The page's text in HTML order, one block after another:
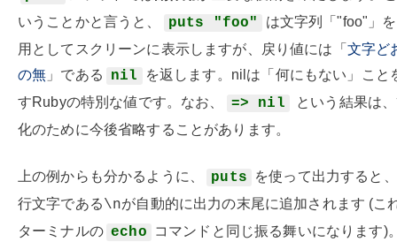
いうことかと言うと、
puts "foo"
は文字列「"foo"」
用としてスクリーンに表示しますが、戻り値には「 文字ど
の無 」である nil
を返します。nilは「何にもない」こと
すRubyの特別な値です。なお、
=> nil
という結果は
化のために今後省略することがあります。
上の例からも分かるように、 puts
を使って出力すると
行文字である\nが自動的に出力の末尾に追加されます (こ
ターミナルの echo コマンドと同じ振る舞いになります)